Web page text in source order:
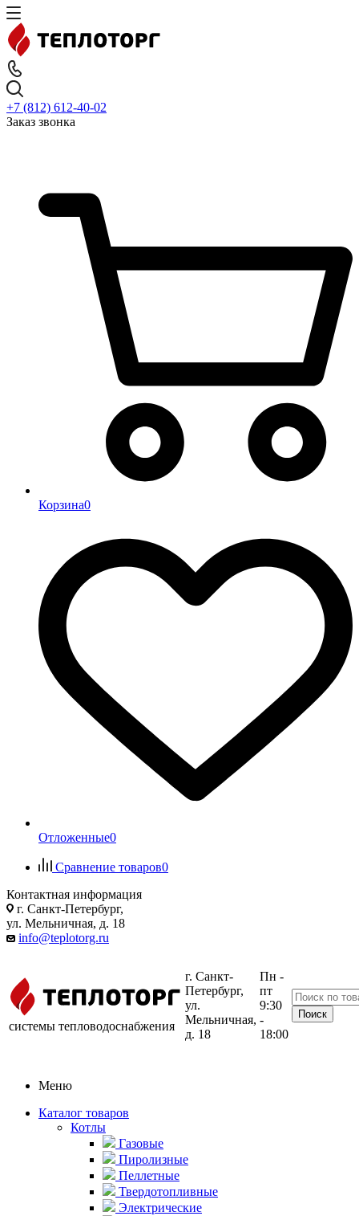
+7 (812) 612-40-02
Заказ звонка
Корзина0
Отложенные0
Сравнение товаров0
Контактная информация
г. Санкт-Петербург,
ул. Мельничная, д. 18
info@teplotorg.ru
системы тепловодоснабжения
г. Санкт-
Петербург,
ул.
Мельничная,
д. 18
Пн -
пт
9:30
-
18:00
Меню
Каталог товаров
Котлы
Газовые
Пиролизные
Пеллетные
Твердотопливные
Электрические